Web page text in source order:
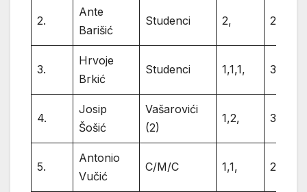
2.
Ante
Barišić
Studenci 2, 2
3.
Hrvoje
Brkić
Studenci 1,1,1, 3
4.
Josip
Šošić
Vašarovići
(2)
1,2, 3
5.
Antonio
Vučić
C/M/C 1,1, 2